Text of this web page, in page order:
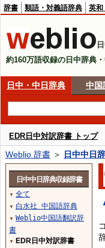
辞書 類語・対義語辞典 英和
約160万語収録の日中辞典
日中・中日辞典 中国
EDR日中対訳辞書 トップ
Weblio 辞書 ＞ 日中中日
日中中日辞典収録辞書
▼ 全て
▼ 白水社 中国語辞典
▼ Weblio中国語翻訳辞
書
▼ EDR日中対訳辞書